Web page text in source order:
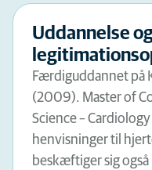
Uddannelse
Færdiguddannet på
(2009). Master of
Science –
henvisninger til
beskæftiger sig også